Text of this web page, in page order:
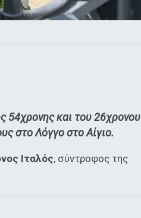
54χρονης και του 26χρονου
στο Λόγγο στο Αίγιο.
Ιταλός, σύντροφος της